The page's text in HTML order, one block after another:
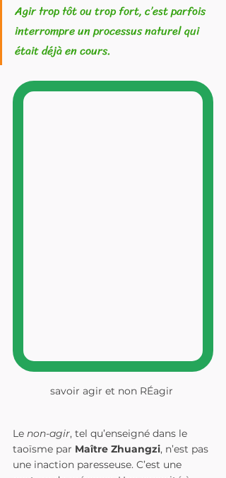
Agir trop tôt ou trop fort, c’est parfois
interrompre un processus naturel qui
était déjà en cours.
savoir agir et non RÉagir
Le non-agir, tel qu’enseigné dans le
taoïsme par Maître Zhuangzi, n’est pas
une inaction paresseuse. C’est une